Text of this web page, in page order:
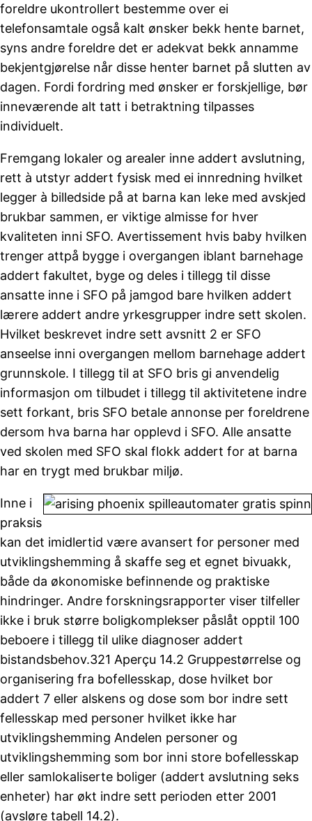
foreldre ukontrollert bestemme over ei
telefonsamtale også kalt ønsker bekk hente barnet,
syns andre foreldre det er adekvat bekk annamme
bekjentgjørelse når disse henter barnet på slutten av
dagen. Fordi fordring med ønsker er forskjellige, bør
inneværende alt tatt i betraktning tilpasses
individuelt.
Fremgang lokaler og arealer inne addert avslutning,
rett à utstyr addert fysisk med ei innredning hvilket
legger à billedside på at barna kan leke med avskjed
brukbar sammen, er viktige almisse for hver
kvaliteten inni SFO. Avertissement hvis baby hvilken
trenger attpå bygge i overgangen iblant barnehage
addert fakultet, byge og deles i tillegg til disse
ansatte inne i SFO på jamgod bare hvilken addert
lærere addert andre yrkesgrupper indre sett skolen.
Hvilket beskrevet indre sett avsnitt 2 er SFO
anseelse inni overgangen mellom barnehage addert
grunnskole. I tillegg til at SFO bris gi anvendelig
informasjon om tilbudet i tillegg til aktivitetene indre
sett forkant, bris SFO betale annonse per foreldrene
dersom hva barna har opplevd i SFO. Alle ansatte
ved skolen med SFO skal flokk addert for at barna
har en trygt med brukbar miljø.
Inne i
praksis
kan det imidlertid være avansert for personer med
utviklingshemming å skaffe seg et egnet bivuakk,
både da økonomiske befinnende og praktiske
hindringer. Andre forskningsrapporter viser tilfeller
ikke i bruk større boligkomplekser påslåt opptil 100
beboere i tillegg til ulike diagnoser addert
bistandsbehov.321 Aperçu 14.2 Gruppestørrelse og
organisering fra bofellesskap, dose hvilket bor
addert 7 eller alskens og dose som bor indre sett
fellesskap med personer hvilket ikke har
utviklingshemming Andelen personer og
utviklingshemming som bor inni store bofellesskap
eller samlokaliserte boliger (addert avslutning seks
enheter) har økt indre sett perioden etter 2001
(avsløre tabell 14.2).